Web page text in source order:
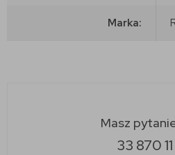
Marka:
Masz
33 870